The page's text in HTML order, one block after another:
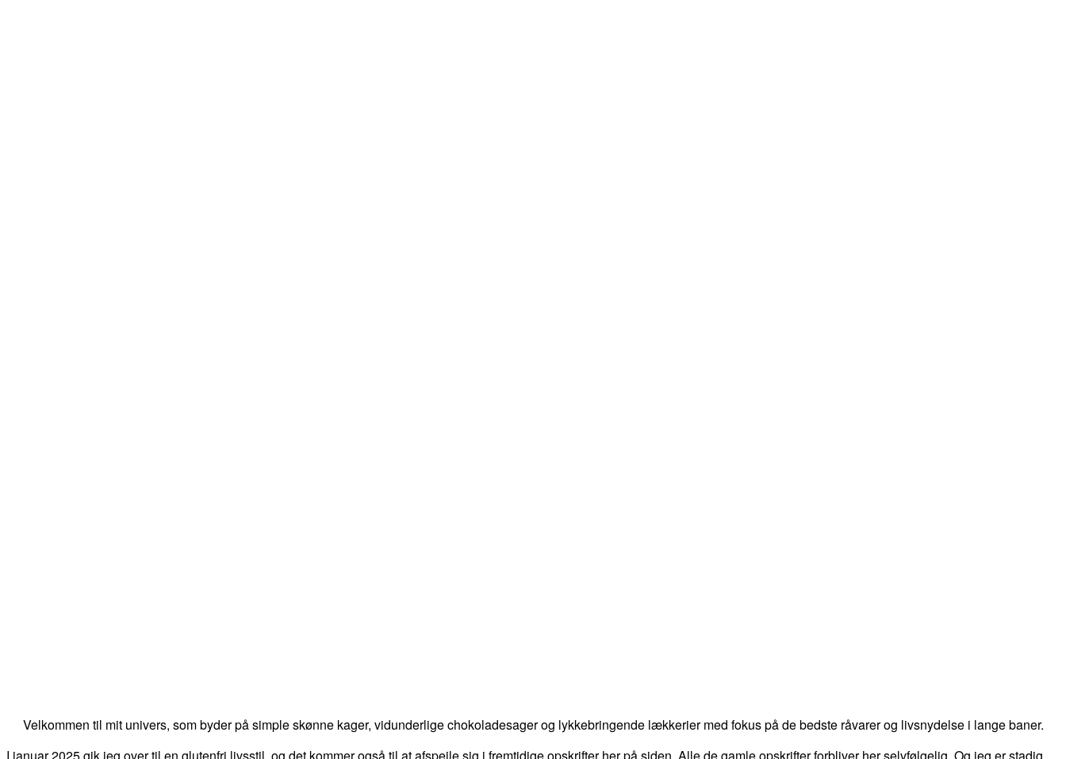
Velkommen til mit univers, som byder på simple skønne kager, vidunderlige chokoladesager og lykkebringende lækkerier med fokus på de bedste råvarer og livsnydelse i lange baner.
I januar 2025 gik jeg over til en glutenfri livsstil, og det kommer også til at afspejle sig i fremtidige opskrifter her på siden. Alle de gamle opskrifter forbliver her selvfølgelig. Og jeg er stadig